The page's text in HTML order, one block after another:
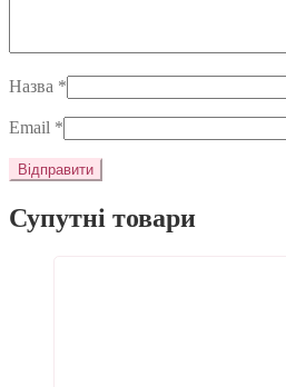
Назва *
Email *
Супутні товари